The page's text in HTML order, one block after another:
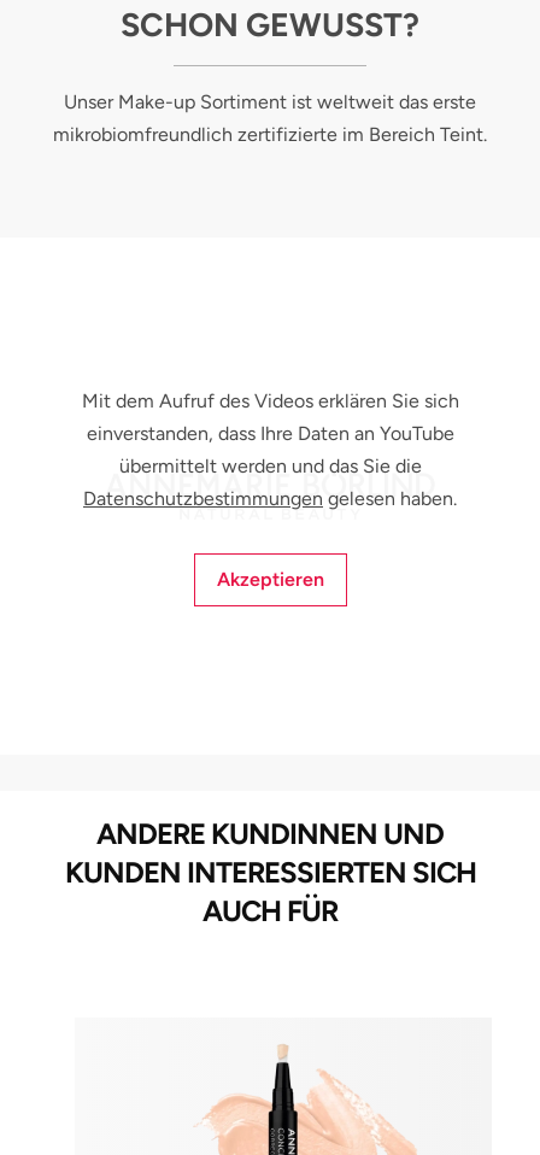
SCHON GEWUSST?
Unser Make-up Sortiment ist weltweit das erste
mikrobiomfreundlich zertifizierte im Bereich Teint.
Mit dem Aufruf des Videos erklären Sie sich
einverstanden, dass Ihre Daten an YouTube
übermittelt werden und das Sie die
Datenschutzbestimmungen gelesen haben.
Akzeptieren
ANDERE KUNDINNEN UND
KUNDEN INTERESSIERTEN SICH
AUCH FÜR